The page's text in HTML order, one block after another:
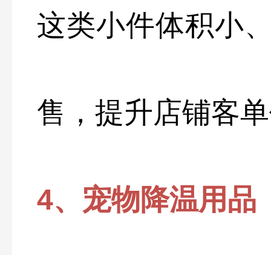
这类小件体积小
售，提升店铺客
4、宠物降温用品